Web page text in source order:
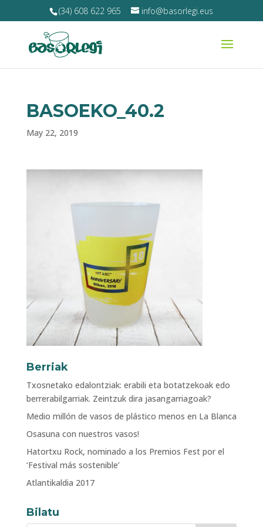
(34) 608 622 965 info@basorlegi.eus
BASOEKO_40.2
May 22, 2019
Berriak
Txosnetako edalontziak: erabili eta botatzekoak edo
berrerabilgarriak. Zeintzuk dira jasangarriagoak?
Medio millón de vasos de plástico menos en La Blanca
Osasuna con nuestros vasos!
Hatortxu Rock, nominado a los Premios Fest por el
‘Festival más sostenible’
Atlantikaldia 2017
Bilatu